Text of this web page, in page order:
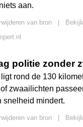
aan.
van bron
politie zonder
rond de 130
zwaailichten
snelheid mindert.
van bron